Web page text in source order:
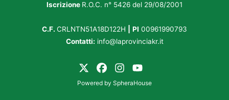
Iscrizione R.O.C. n° 5426 del 29/08/2001
C.F. CRLNTN51A18D122H PI 00961990793
Contatti: info@laprovinciakr.it
Powered by SpheraHouse